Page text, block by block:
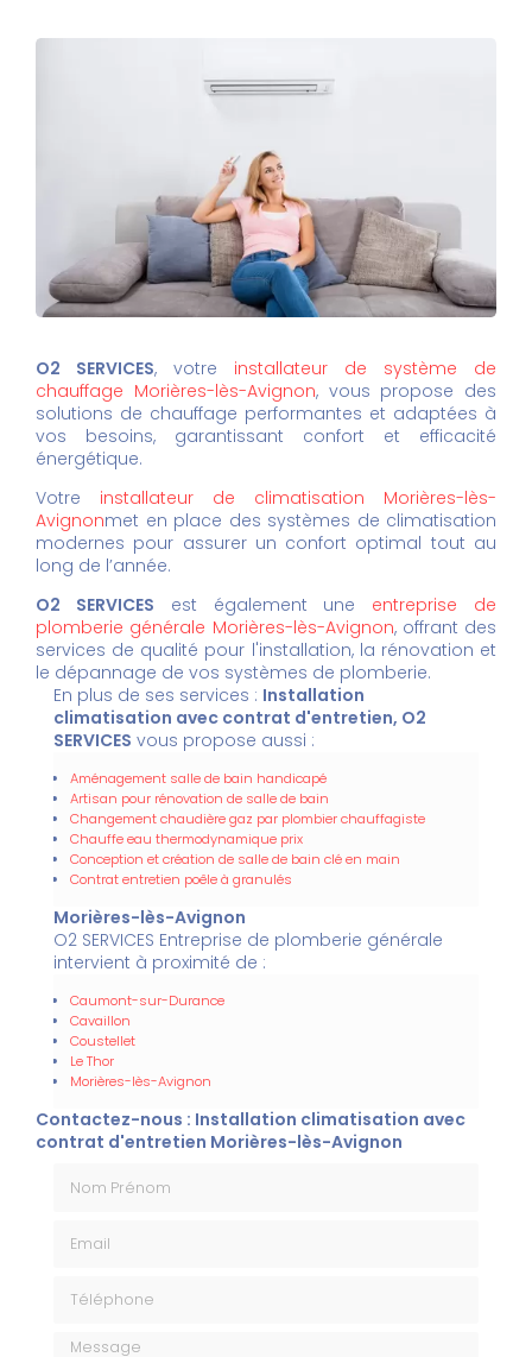
O2 SERVICES, votre installateur de système de
chauffage Morières-lès-Avignon, vous propose des
solutions de chauffage performantes et adaptées à
vos besoins, garantissant confort et efficacité
énergétique.
Votre installateur de climatisation Morières-lès-
Avignonmet en place des systèmes de climatisation
modernes pour assurer un confort optimal tout au
long de l’année.
O2 SERVICES est également une entreprise de
plomberie générale Morières-lès-Avignon, offrant des
services de qualité pour l'installation, la rénovation et
le dépannage de vos systèmes de plomberie.
En plus de ses services : Installation
climatisation avec contrat d'entretien, O2
SERVICES vous propose aussi :
Aménagement salle de bain handicapé
Artisan pour rénovation de salle de bain
Changement chaudière gaz par plombier chauffagiste
Chauffe eau thermodynamique prix
Conception et création de salle de bain clé en main
Contrat entretien poêle à granulés
Morières-lès-Avignon
O2 SERVICES Entreprise de plomberie générale
intervient à proximité de :
Caumont-sur-Durance
Cavaillon
Coustellet
Le Thor
Morières-lès-Avignon
Contactez-nous : Installation climatisation avec
contrat d'entretien Morières-lès-Avignon
Message